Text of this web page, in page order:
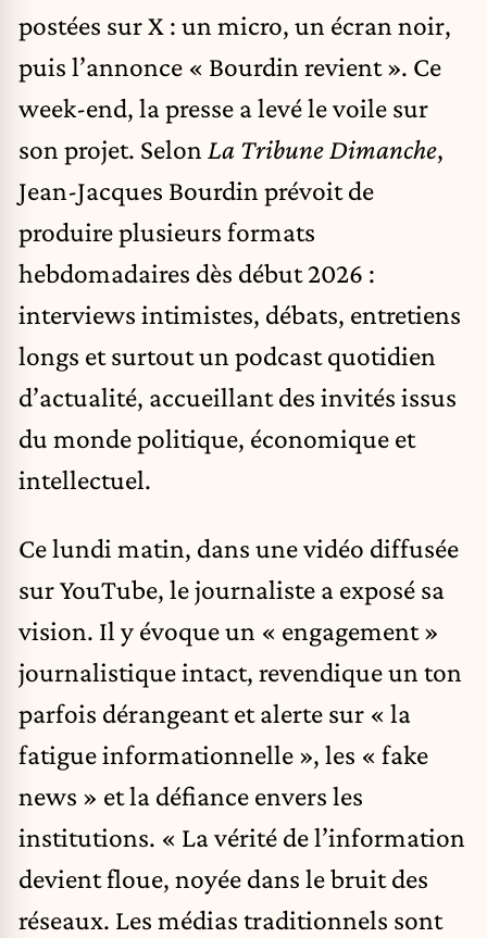
postées sur X : un micro, un écran noir,
puis l’annonce « Bourdin revient ». Ce
week-end, la presse a levé le voile sur
son projet. Selon La Tribune Dimanche,
Jean-Jacques Bourdin prévoit de
produire plusieurs formats
hebdomadaires dès début 2026 :
interviews intimistes, débats, entretiens
longs et surtout un podcast quotidien
d’actualité, accueillant des invités issus
du monde politique, économique et
intellectuel.
Ce lundi matin, dans une vidéo diffusée
sur YouTube, le journaliste a exposé sa
vision. Il y évoque un « engagement »
journalistique intact, revendique un ton
parfois dérangeant et alerte sur « la
fatigue informationnelle », les « fake
news » et la défiance envers les
institutions. « La vérité de l’information
devient floue, noyée dans le bruit des
réseaux. Les médias traditionnels sont